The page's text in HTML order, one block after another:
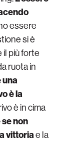
essere
si è
più forte
ruota in
una
è la
è in cima
non
vittoriae la